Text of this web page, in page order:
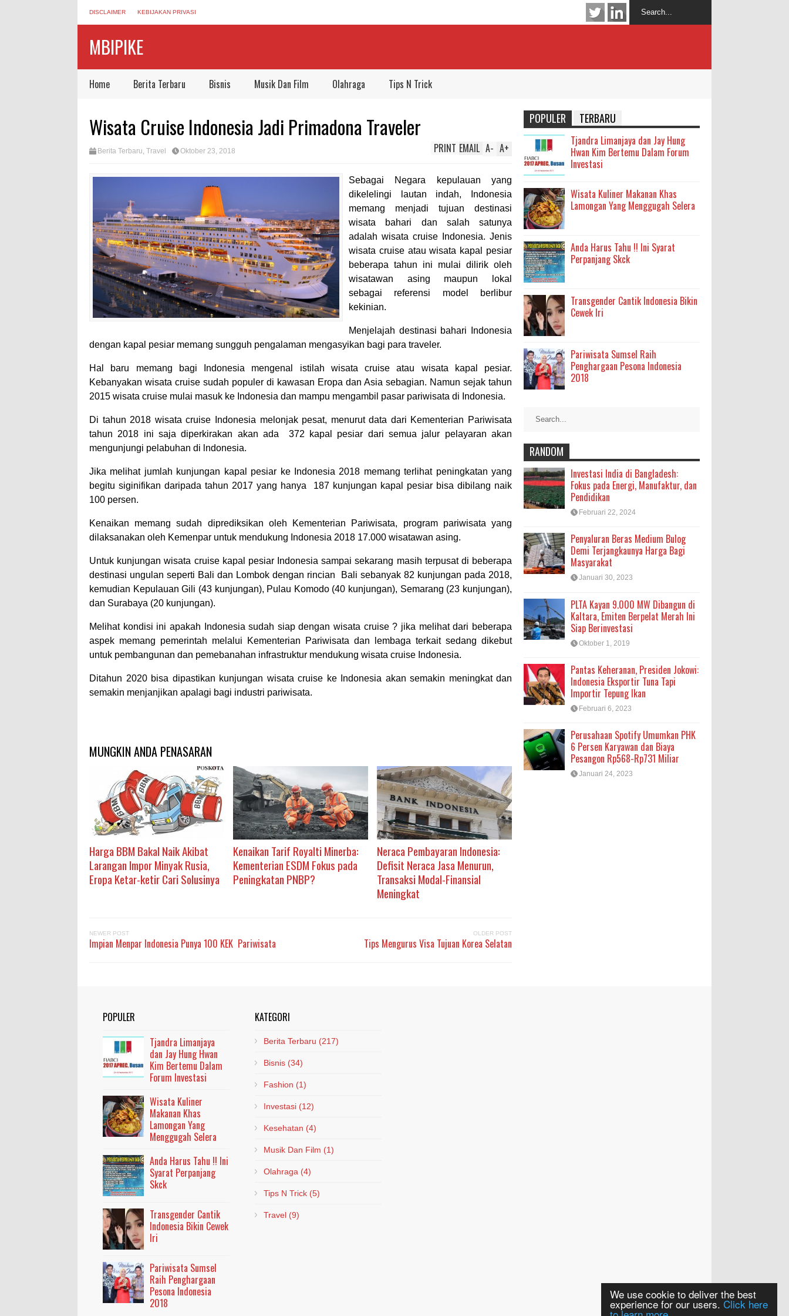
We use cookie to deliver the best
experience for our users. Click here
DISCLAIMER KEBIJAKAN PRIVASI
MBIPIKE
Home Berita Terbaru Bisnis Musik Dan Film Olahraga Tips N Trick
Wisata Cruise Indonesia Jadi Primadona Traveler
Berita Terbaru, Travel Oktober 23, 2018 A+
A-
EMAIL
PRINT
Sebagai Negara kepulauan yang
dikelelingi lautan indah, Indonesia
memang menjadi tujuan destinasi
wisata bahari dan salah satunya
adalah wisata cruise Indonesia. Jenis
wisata cruise atau wisata kapal pesiar
beberapa tahun ini mulai dilirik oleh
wisatawan asing maupun lokal
sebagai referensi model berlibur
kekinian.
Menjelajah destinasi bahari Indonesia
dengan kapal pesiar memang sungguh pengalaman mengasyikan bagi para traveler.
Hal baru memang bagi Indonesia mengenal istilah wisata cruise atau wisata kapal pesiar.
Kebanyakan wisata cruise sudah populer di kawasan Eropa dan Asia sebagian. Namun sejak tahun
2015 wisata cruise mulai masuk ke Indonesia dan mampu mengambil pasar pariwisata di Indonesia.
Di tahun 2018 wisata cruise Indonesia melonjak pesat, menurut data dari Kementerian Pariwisata
tahun 2018 ini saja diperkirakan akan ada 372 kapal pesiar dari semua jalur pelayaran akan
mengunjungi pelabuhan di lndonesia.
Jika melihat jumlah kunjungan kapal pesiar ke Indonesia 2018 memang terlihat peningkatan yang
begitu siginifikan daripada tahun 2017 yang hanya 187 kunjungan kapal pesiar bisa dibilang naik
100 persen.
Kenaikan memang sudah diprediksikan oleh Kementerian Pariwisata, program pariwisata yang
dilaksanakan oleh Kemenpar untuk mendukung Indonesia 2018 17.000 wisatawan asing.
Untuk kunjungan wisata cruise kapal pesiar Indonesia sampai sekarang masih terpusat di beberapa
destinasi ungulan seperti Bali dan Lombok dengan rincian Bali sebanyak 82 kunjungan pada 2018,
kemudian Kepulauan Gili (43 kunjungan), Pulau Komodo (40 kunjungan), Semarang (23 kunjungan),
dan Surabaya (20 kunjungan).
Melihat kondisi ini apakah Indonesia sudah siap dengan wisata cruise ? jika melihat dari beberapa
aspek memang pemerintah melalui Kementerian Pariwisata dan lembaga terkait sedang dikebut
untuk pembangunan dan pemebanahan infrastruktur mendukung wisata cruise Indonesia.
Ditahun 2020 bisa dipastikan kunjungan wisata cruise ke Indonesia akan semakin meningkat dan
semakin menjanjikan apalagi bagi industri pariwisata.
MUNGKIN ANDA PENASARAN
Harga BBM Bakal Naik Akibat
Larangan Impor Minyak Rusia,
Eropa Ketar-ketir Cari Solusinya
Kenaikan Tarif Royalti Minerba:
Kementerian ESDM Fokus pada
Peningkatan PNBP?
Neraca Pembayaran Indonesia:
Defisit Neraca Jasa Menurun,
Transaksi Modal-Finansial
Meningkat
NEWER POST
Impian Menpar Indonesia Punya 100 KEK Pariwisata
OLDER POST
Tips Mengurus Visa Tujuan Korea Selatan
POPULER TERBARU
Tjandra Limanjaya dan Jay Hung
Hwan Kim Bertemu Dalam Forum
Investasi
Wisata Kuliner Makanan Khas
Lamongan Yang Menggugah Selera
Anda Harus Tahu !! Ini Syarat
Perpanjang Skck
Transgender Cantik Indonesia Bikin
Cewek Iri
Pariwisata Sumsel Raih
Penghargaan Pesona Indonesia
2018
RANDOM
Investasi India di Bangladesh:
Fokus pada Energi, Manufaktur, dan
Pendidikan
Februari 22, 2024
Penyaluran Beras Medium Bulog
Demi Terjangkaunya Harga Bagi
Masyarakat
Januari 30, 2023
PLTA Kayan 9.000 MW Dibangun di
Kaltara, Emiten Berpelat Merah Ini
Siap Berinvestasi
Oktober 1, 2019
Pantas Keheranan, Presiden Jokowi:
Indonesia Eksportir Tuna Tapi
Importir Tepung Ikan
Februari 6, 2023
Perusahaan Spotify Umumkan PHK
6 Persen Karyawan dan Biaya
Pesangon Rp568-Rp731 Miliar
Januari 24, 2023
POPULER
Tjandra Limanjaya
dan Jay Hung Hwan
Kim Bertemu Dalam
Forum Investasi
Wisata Kuliner
Makanan Khas
Lamongan Yang
Menggugah Selera
Anda Harus Tahu !! Ini
Syarat Perpanjang
Skck
Transgender Cantik
Indonesia Bikin Cewek
Iri
Pariwisata Sumsel
Raih Penghargaan
Pesona Indonesia
2018
KATEGORI
Berita Terbaru (217)
Bisnis (34)
Fashion (1)
Investasi (12)
Kesehatan (4)
Musik Dan Film (1)
Olahraga (4)
Tips N Trick (5)
Travel (9)